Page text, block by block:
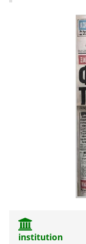
institution